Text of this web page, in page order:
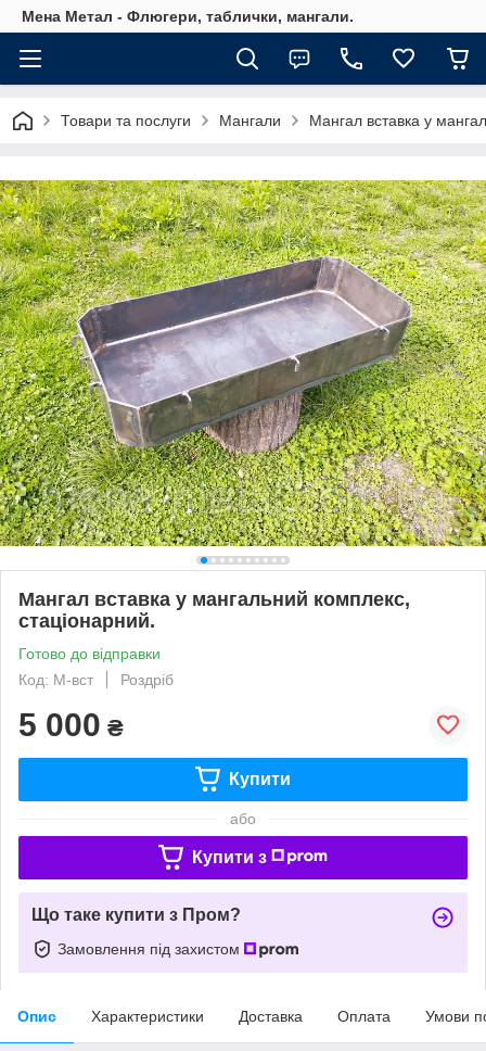
Мена Метал - Флюгери, таблички, мангали.
Товари та послуги Мангали Мангал вставка у
Мангал вставка у мангальний комплекс,
стаціонарний.
Готово до відправки
Код: М-вст
Роздріб
5 000 ₴
Купити
або
Купити з
Що таке купити з Пром?
Замовлення під захистом
Опис Характеристики Доставка Оплата Умови